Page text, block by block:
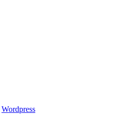
Wordpress